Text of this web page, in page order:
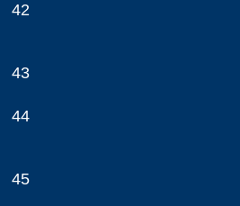
42
43
44
45